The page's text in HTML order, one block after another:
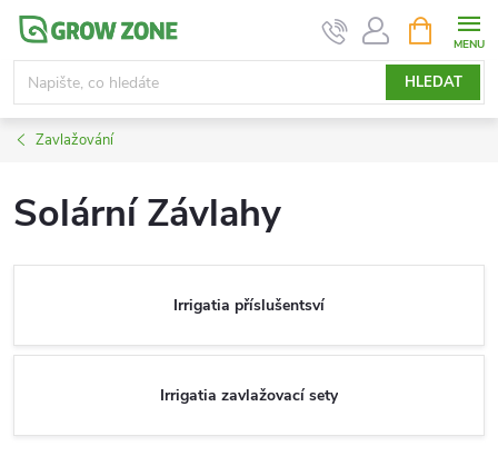
Přejít
obsah
HLEDAT
NÁKUPNÍ
KOŠÍK
Zavlažování
Solární Závlahy
Irrigatia příslušentsví
Irrigatia zavlažovací sety